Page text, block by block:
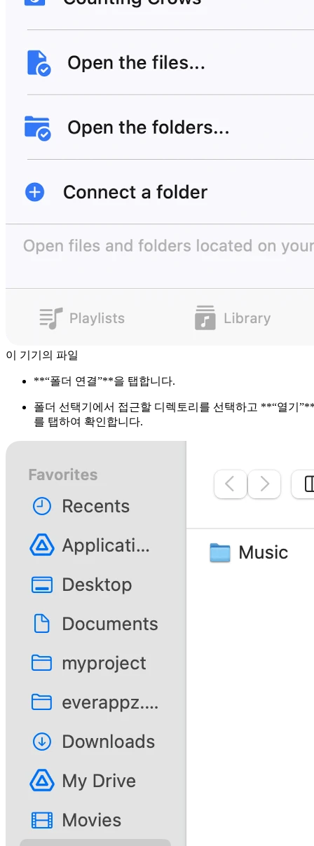
이 기기의 파일
**“폴더 연결”**을 탭합니다.
폴더 선택기에서 접근할 디렉토리를 선택하고 **“열기
를 탭하여 확인합니다.